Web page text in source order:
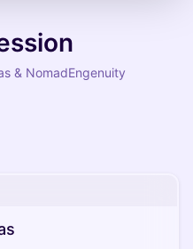
& NomadEngenuity